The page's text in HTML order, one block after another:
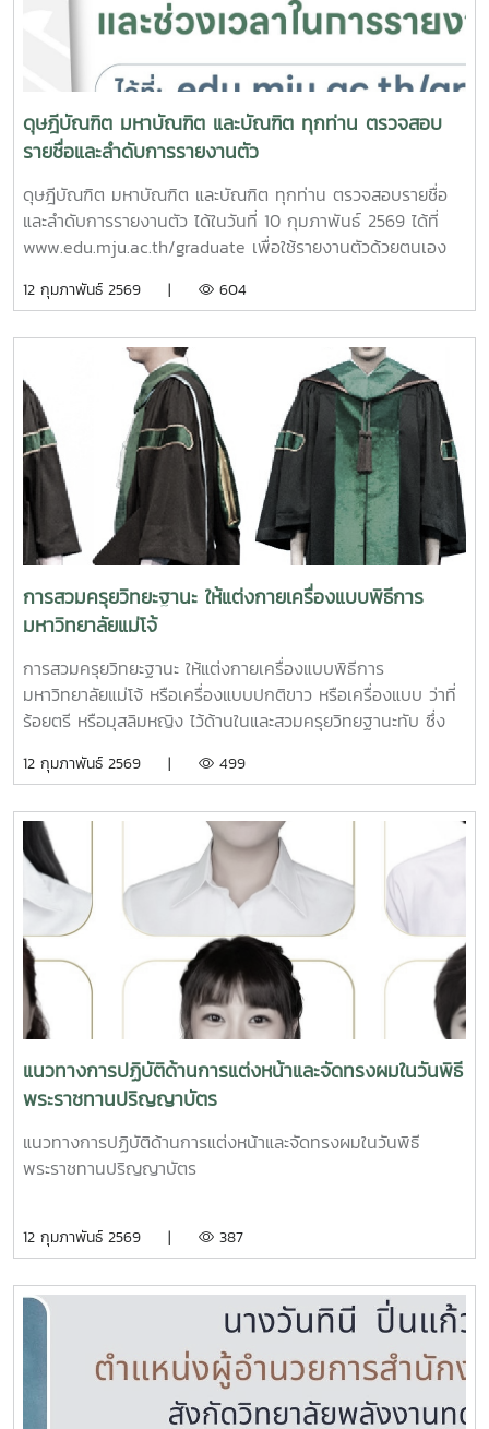
มหาวิทยาลัยแม่โจ้ โทร. 053-875612
ดุษฎีบัณฑิต มหาบัณฑิต และบัณฑิต ทุกท่าน ตรวจสอบ
รายชื่อและลำดับการรายงานตัว
ดุษฎีบัณฑิต มหาบัณฑิต และบัณฑิต ทุกท่าน ตรวจสอบรายชื่อ
และลำดับการรายงานตัว ได้ในวันที่ 10 กุมภาพันธ์ 2569 ได้ที่
www.edu.mju.ac.th/graduate เพื่อใช้รายงานตัวด้วยตนเอง
อำนวย ยศสุข ในวันที่ 16 กุมภาพันธ์ 2569
12 กุมภาพันธ์ 2569 | 604
การสวมครุยวิทยะฐานะ ให้แต่งกายเครื่องแบบพิธีการ
มหาวิทยาลัยแม่โจ้
การสวมครุยวิทยะฐานะ ให้แต่งกายเครื่องแบบพิธีการ
มหาวิทยาลัยแม่โจ้ หรือเครื่องแบบปกติขาว หรือเครื่องแบบ ว่าที่
ร้อยตรี หรือมุสลิมหญิง ไว้ด้านในและสวมครุยวิทยฐานะทับ ซึ่ง
ด้วยปริญญาในสาขาวิชา อักษรย่อสำหรับสาขาวิชา ครุยประจำ
พ.ศ. 2561 (การกําหนดลักษณะ ชนิด ประเภท และส่วนประกอบ
ของครุยวิทยฐานะ และเข็มวิทยฐานะ ของสถาบันอุดมศึกษา ที่
กำหนดว่า ต้องไม่มีการสวมใส่สิ่งของบนศีรษะ ยกเว้นหมวก
วิทยฐานะ)
12 กุมภาพันธ์ 2569 | 499
แนวทางการปฏิบัติด้านการแต่งหน้าและจัดทรงผมในวันพิธี
พระราชทานปริญญาบัตร
แนวทางการปฏิบัติด้านการแต่งหน้าและจัดทรงผมในวันพิธี
พระราชทานปริญญาบัตร
12 กุมภาพันธ์ 2569 | 387